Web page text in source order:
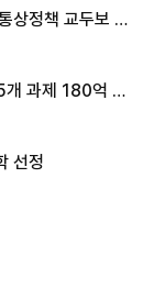
상정책 교두보 활
개 과제 180억 지
선정